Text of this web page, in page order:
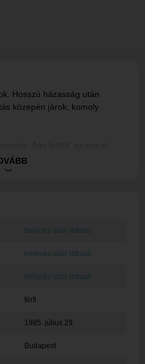
Hosszú házasság után
közepén járok, komoly
vagy amikor valakivel el
A felszínes csevegés
belépés után látható
belépés után látható
belépés után látható
férfi
1985. július 29.
Budapest